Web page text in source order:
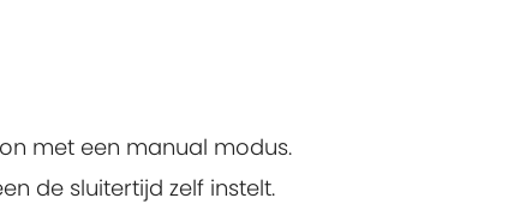
met een manual modus.
de sluitertijd zelf instelt.